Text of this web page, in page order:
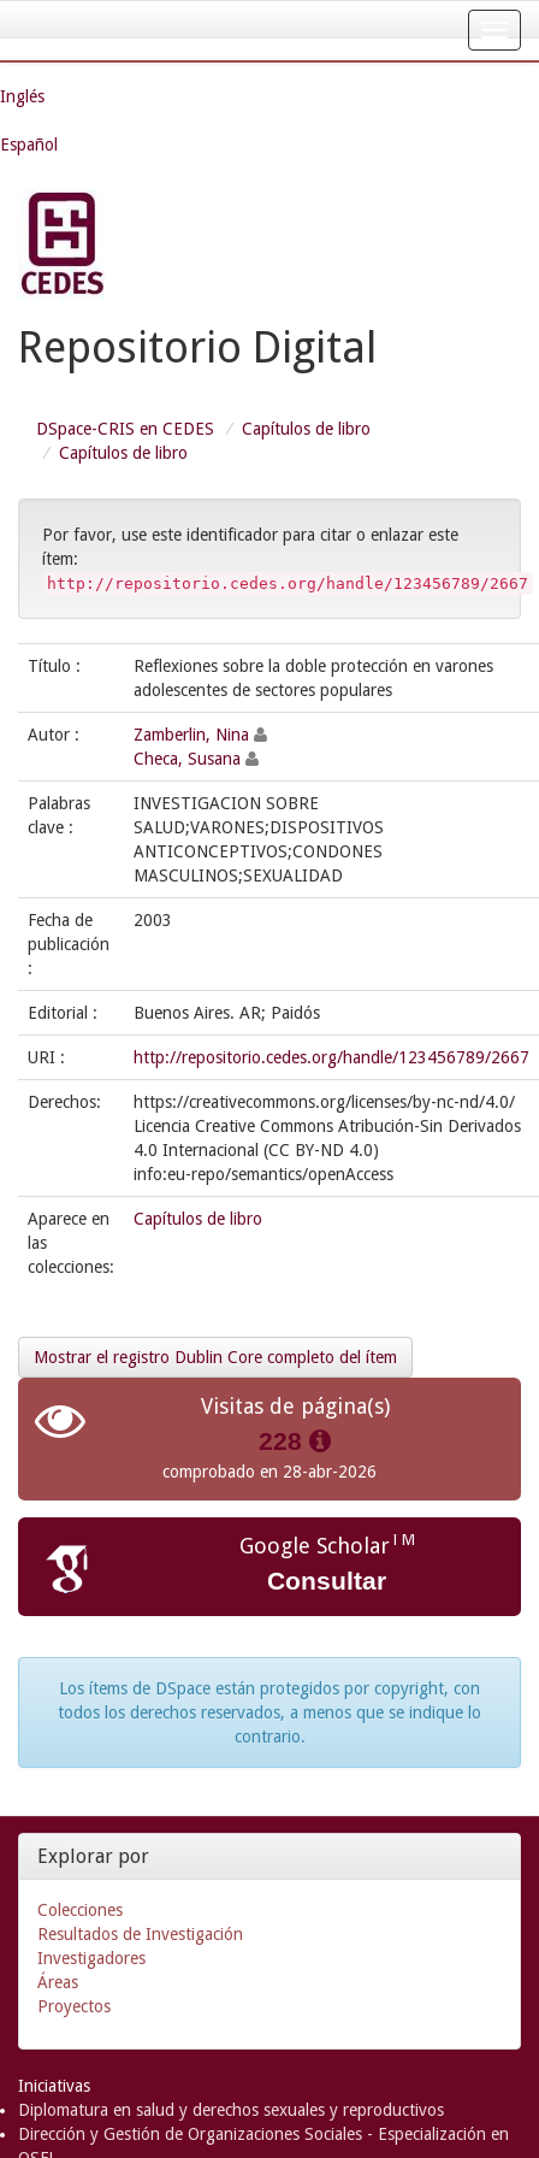
navigation
Inglés
Español
Repositorio Digital
DSpace-CRIS en CEDES
Capítulos de libro
Capítulos de libro
Por favor, use este identificador para citar o enlazar este
ítem:
http://repositorio.cedes.org/handle/123456789/2667
Título :
Reflexiones sobre la doble protección en varones
adolescentes de sectores populares
Autor :
Zamberlin, Nina
Checa, Susana
Palabras
clave :
INVESTIGACION SOBRE
SALUD;VARONES;DISPOSITIVOS
ANTICONCEPTIVOS;CONDONES
MASCULINOS;SEXUALIDAD
Fecha de
publicación
:
2003
Editorial : Buenos Aires. AR; Paidós
URI : http://repositorio.cedes.org/handle/123456789/2667
Derechos:
https://creativecommons.org/licenses/by-nc-nd/4.0/
Licencia Creative Commons Atribución-Sin Derivados
4.0 Internacional (CC BY-ND 4.0)
info:eu-repo/semantics/openAccess
Aparece en
las
colecciones:
Capítulos de libro
Mostrar el registro Dublin Core completo del ítem
Visitas de página(s)
228
comprobado en 28-abr-2026
Google ScholarTM
Consultar
Los ítems de DSpace están protegidos por copyright, con
todos los derechos reservados, a menos que se indique lo
contrario.
Explorar por
Colecciones
Resultados de Investigación
Investigadores
Áreas
Proyectos
Iniciativas
Diplomatura en salud y derechos sexuales y reproductivos
Dirección y Gestión de Organizaciones Sociales - Especialización en